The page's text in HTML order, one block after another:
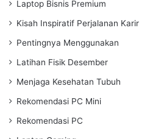
Laptop Bisnis Premium
Kisah Inspiratif Perjalanan Karir
Pentingnya Menggunakan
Latihan Fisik Desember
Menjaga Kesehatan Tubuh
Rekomendasi PC Mini
Rekomendasi PC